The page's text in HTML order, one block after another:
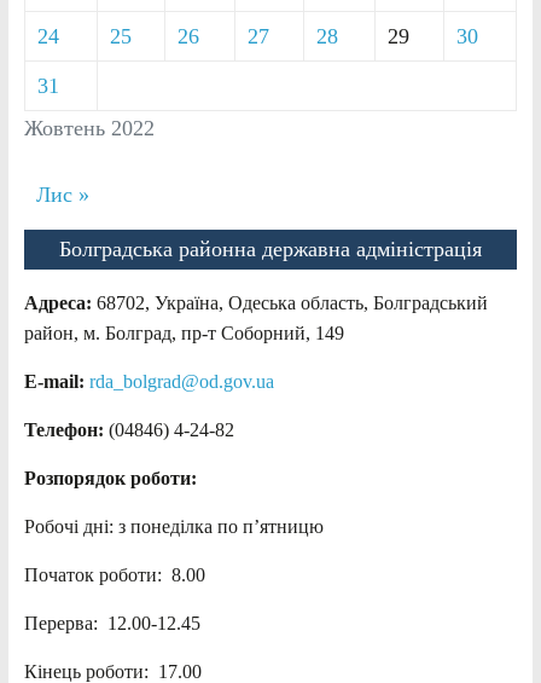
Жовтень 2022
24 25 26 27 28 29 30
31
Лис »
Болградська районна державна адміністрація
Адреса: 68702, Україна, Одеська область, Болградський
район, м. Болград, пр-т Соборний, 149
E-mail: rda_bolgrad@od.gov.ua
Телефон: (04846) 4-24-82
Розпорядок роботи:
Робочі дні: з понеділка по п’ятницю
Початок роботи: 8.00
Перерва: 12.00-12.45
Кінець роботи: 17.00